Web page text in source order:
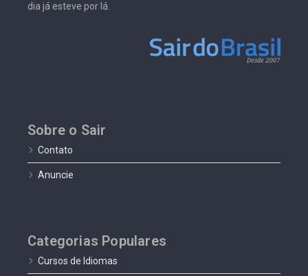
dia já esteve por lá.
Sobre o Sair
Contato
Anuncie
Categorias Populares
Cursos de Idiomas